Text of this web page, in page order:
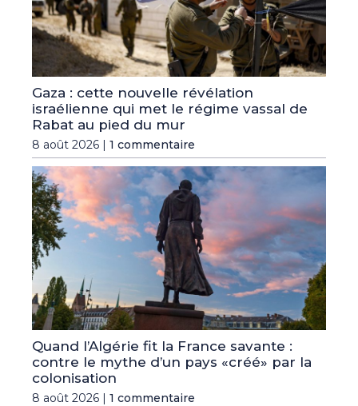
Gaza : cette nouvelle révélation
israélienne qui met le régime vassal de
Rabat au pied du mur
8 août 2026 | 1 commentaire
Quand l’Algérie fit la France savante :
contre le mythe d’un pays «créé» par la
colonisation
8 août 2026 | 1 commentaire